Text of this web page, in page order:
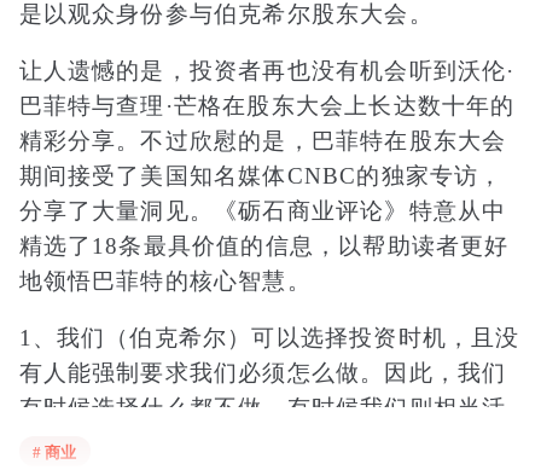
是以观众身份参与伯克希尔股东大会。
让人遗憾的是，投资者再也没有机会听到沃伦·
巴菲特与查理·芒格在股东大会上长达数十年的
精彩分享。不过欣慰的是，巴菲特在股东大会
期间接受了美国知名媒体CNBC的独家专访，
分享了大量洞见。《砺石商业评论》特意从中
精选了18条最具价值的信息，以帮助读者更好
地领悟巴菲特的核心智慧。
1、我们（伯克希尔）可以选择投资时机，且没
有人能强制要求我们必须怎么做。因此，我们
有时候选择什么都不做，有时候我们则相当活
跃。
# 商业